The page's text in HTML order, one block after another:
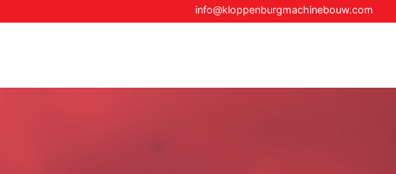
info@kloppenburgmachinebouw.com